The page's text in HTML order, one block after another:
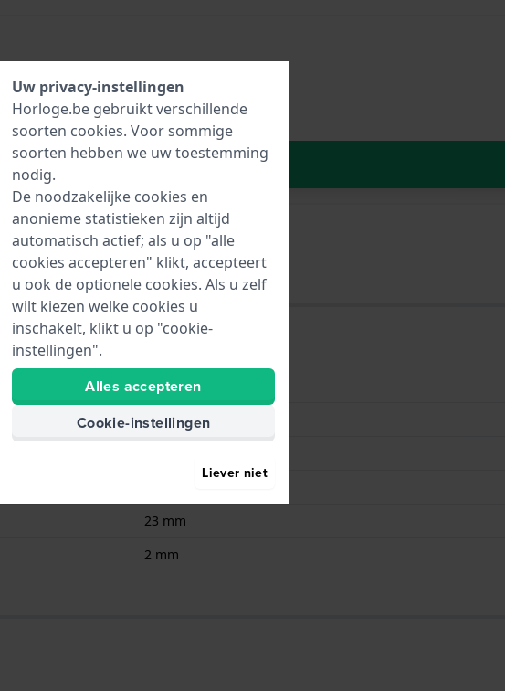
In Winkelwagen
Renata
CR2320
23 mm
2 mm
Uw privacy-instellingen
Horloge.be gebruikt verschillende
soorten cookies. Voor sommige
soorten hebben we uw toestemming
nodig.
De noodzakelijke cookies en
anonieme statistieken zijn altijd
automatisch actief; als u op "alle
cookies accepteren" klikt, accepteert
u ook de optionele cookies. Als u zelf
wilt kiezen welke cookies u
inschakelt, klikt u op "cookie-
instellingen".
Alles accepteren
Cookie-instellingen
Liever niet